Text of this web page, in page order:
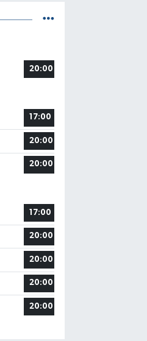
20:00
17:00
20:00
20:00
17:00
20:00
20:00
20:00
20:00